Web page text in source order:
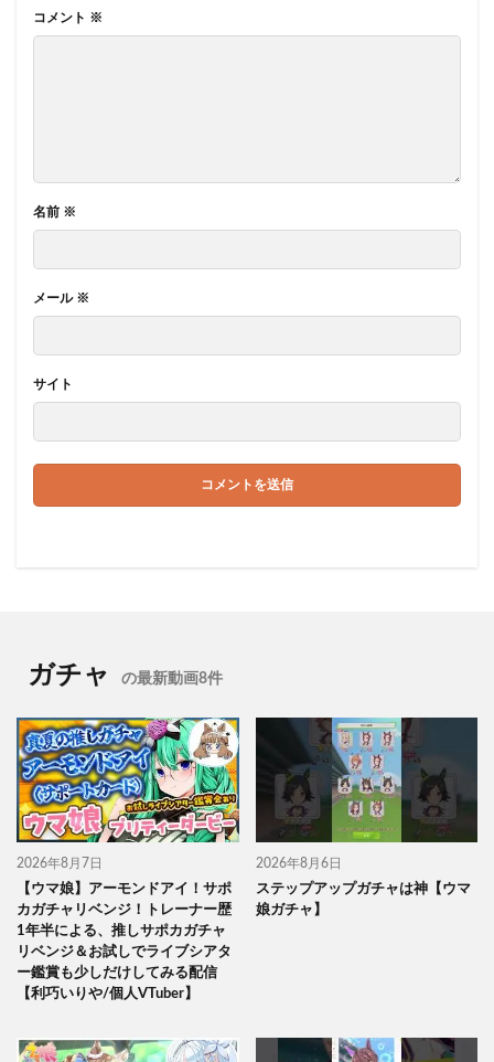
コメント ※
名前 ※
メール ※
サイト
ガチャ の最新動画8件
2026年8月7日
【ウマ娘】アーモンドアイ！サポ
カガチャリベンジ！トレーナー歴
1年半による、推しサポカガチャ
リベンジ＆お試しでライブシアタ
ー鑑賞も少しだけしてみる配信
【利巧いりや/個人VTuber】
2026年8月6日
ステップアップガチャは神【ウマ
娘ガチャ】